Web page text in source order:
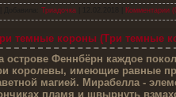
Добавила: Триадочка| Комментарии
темные короны (Три темные
острове Феннбёрн каждое
королевы, имеющие равные
магией. Мирабелла -
пламя и швырнуть